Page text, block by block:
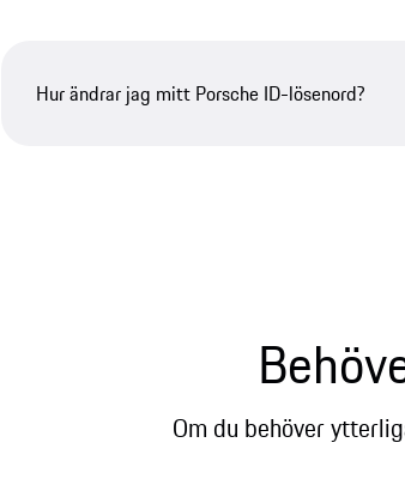
Hur ändrar jag mitt Porsche ID-lösenord?
Om du behöver